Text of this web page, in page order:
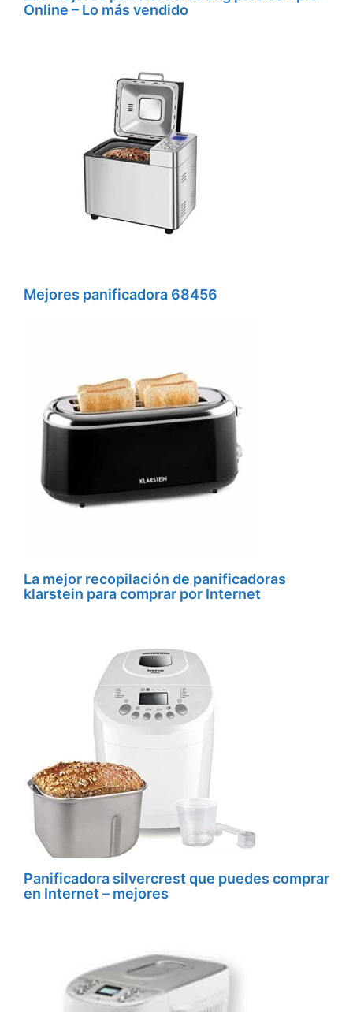
Online – Lo más vendido
Mejores panificadora 68456
La mejor recopilación de panificadoras
klarstein para comprar por Internet
Panificadora silvercrest que puedes comprar
en Internet – mejores